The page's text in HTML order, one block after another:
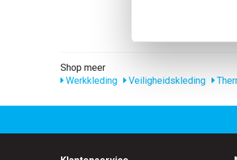
Shop meer
Werkkleding
Veiligheidskleding